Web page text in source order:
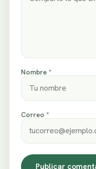
Nombre *
Correo *